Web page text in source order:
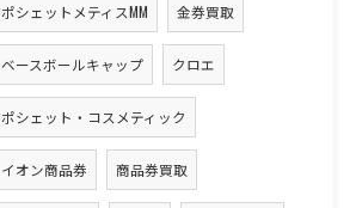
ポシェットメティスMM 金券買取
ベースボールキャップ クロエ
ポシェット・コスメティック
イオン商品券 商品券買取